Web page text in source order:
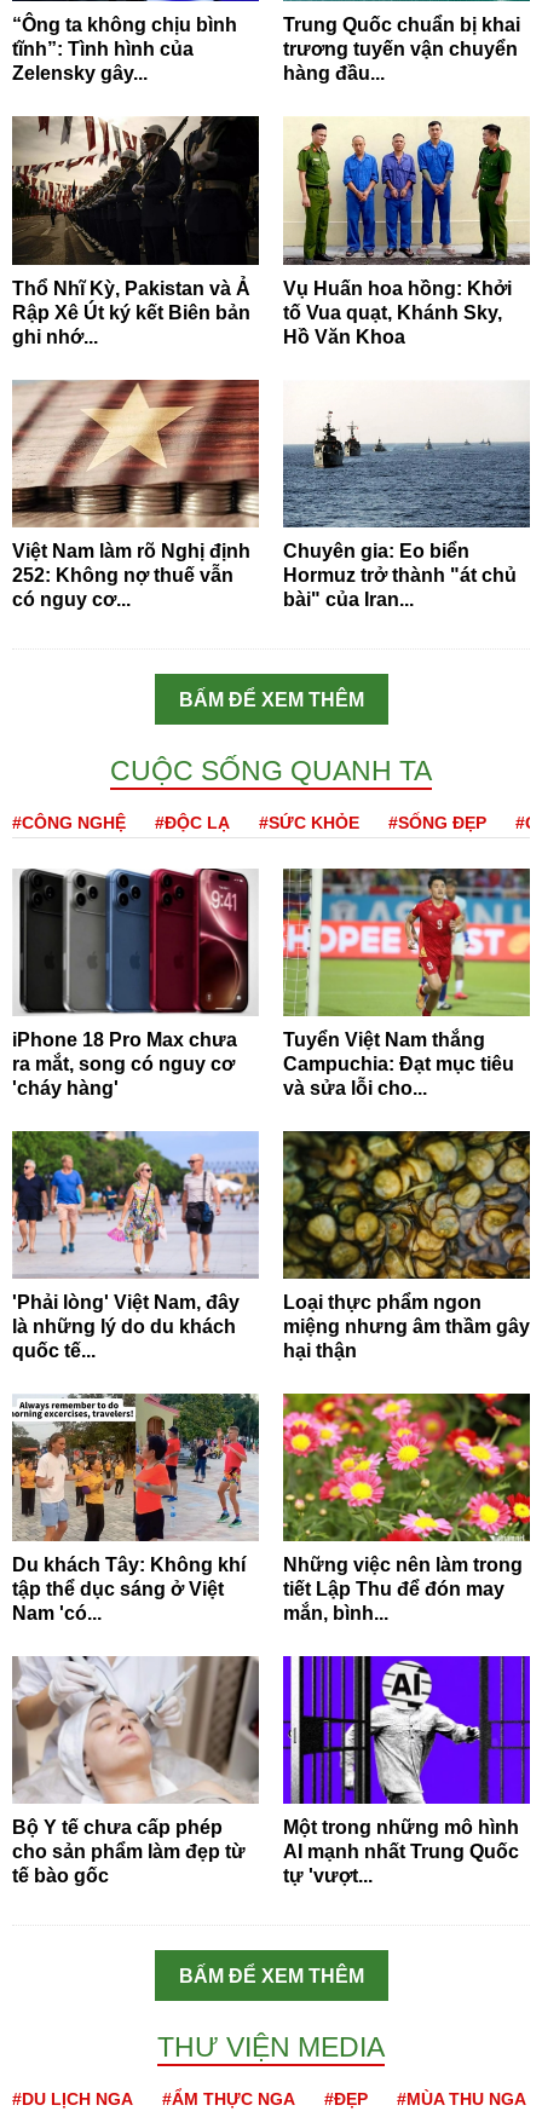
“Ông ta không chịu bình
tĩnh”: Tình hình của
Zelensky gây...
Trung Quốc chuẩn bị khai
trương tuyến vận chuyển
hàng đầu...
Thổ Nhĩ Kỳ, Pakistan và Ả
Rập Xê Út ký kết Biên bản
ghi nhớ...
Vụ Huấn hoa hồng: Khởi
tố Vua quạt, Khánh Sky,
Hồ Văn Khoa
Việt Nam làm rõ Nghị định
252: Không nợ thuế vẫn
có nguy cơ...
Chuyên gia: Eo biển
Hormuz trở thành "át chủ
bài" của Iran...
BẤM ĐỂ XEM THÊM
CUỘC SỐNG QUANH TA
#CÔNG NGHỆ #ĐỘC LẠ #SỨC KHỎE #SỐNG ĐẸP
iPhone 18 Pro Max chưa
ra mắt, song có nguy cơ
'cháy hàng'
Tuyển Việt Nam thắng
Campuchia: Đạt mục tiêu
và sửa lỗi cho...
'Phải lòng' Việt Nam, đây
là những lý do du khách
quốc tế...
Loại thực phẩm ngon
miệng nhưng âm thầm gây
hại thận
Du khách Tây: Không khí
tập thể dục sáng ở Việt
Nam 'có...
Những việc nên làm trong
tiết Lập Thu để đón may
mắn, bình...
Bộ Y tế chưa cấp phép
cho sản phẩm làm đẹp từ
tế bào gốc
Một trong những mô hình
AI mạnh nhất Trung Quốc
tự 'vượt...
BẤM ĐỂ XEM THÊM
THƯ VIỆN MEDIA
#DU LỊCH NGA #ẨM THỰC NGA #ĐẸP #MÙA THU NGA